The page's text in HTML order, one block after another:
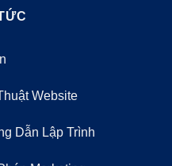
Website
Dẫn Lập Trình